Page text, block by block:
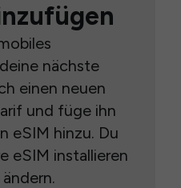
nächste
einen neuen
und füge ihn
eSIM hinzu. Du
eSIM installieren